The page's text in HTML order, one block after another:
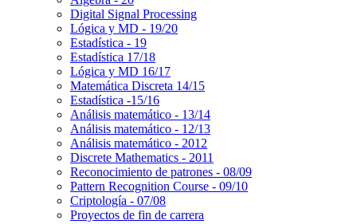
Digital Signal Processing
Lógica y MD - 19/20
Estadística - 19
Estadística 17/18
Lógica y MD 16/17
Matemática Discreta 14/15
Estadística -15/16
Análisis matemático - 13/14
Análisis matemático - 12/13
Análisis matemático - 2012
Discrete Mathematics - 2011
Reconocimiento de patrones - 08/09
Pattern Recognition Course - 09/10
Criptología - 07/08
Proyectos de fin de carrera